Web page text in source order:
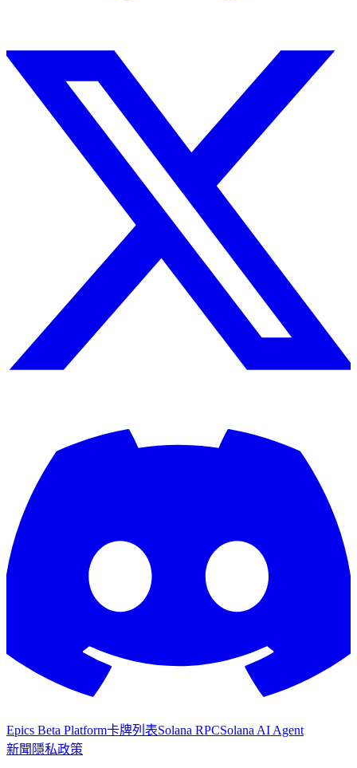
Epics Beta Platform卡牌列表Solana RPCSolana AI Agent
新聞 隱私政策